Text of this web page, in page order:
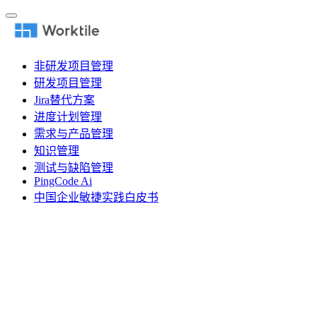
非研发项目管理
研发项目管理
Jira替代方案
进度计划管理
需求与产品管理
知识管理
测试与缺陷管理
PingCode Ai
中国企业敏捷实践白皮书